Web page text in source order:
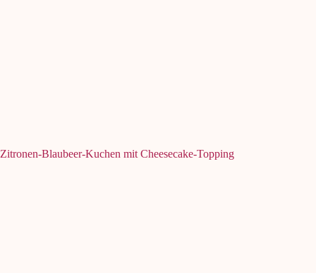
Zitronen-Blaubeer-Kuchen mit Cheesecake-Topping